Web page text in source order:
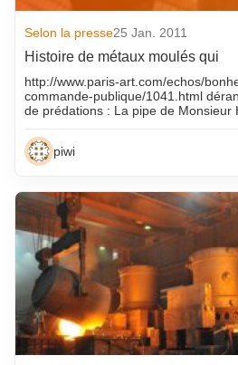
Selon la presse25 Jan. 2011
Histoire de métaux moulés qui
http://www.paris-art.com/echos/
commande-publique/1041.html
de prédations : La pipe de
piwi